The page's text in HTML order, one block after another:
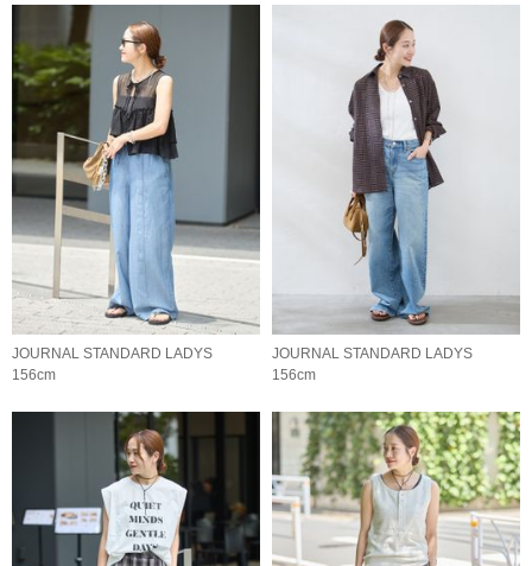
JOURNAL STANDARD LADYS
156cm
JOURNAL STANDARD LADYS
156cm